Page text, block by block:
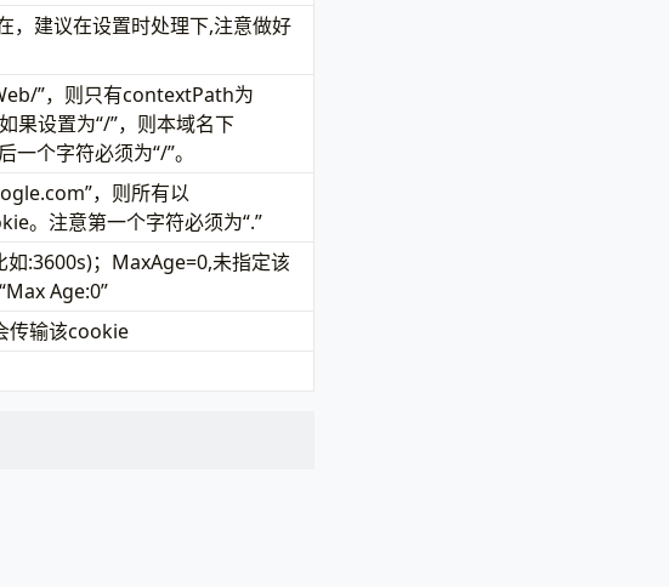
，建议在设置时处理下,注意做好
”，则只有contextPath为
果设置为“/”，则本域名下
个字符必须为“/”。
，则所有以
。注意第一个字符必须为“.”
:3600s)；MaxAge=0,未指定该
Age:0”
传输该cookie